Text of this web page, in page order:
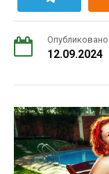
Опубликовано
12.09.2024